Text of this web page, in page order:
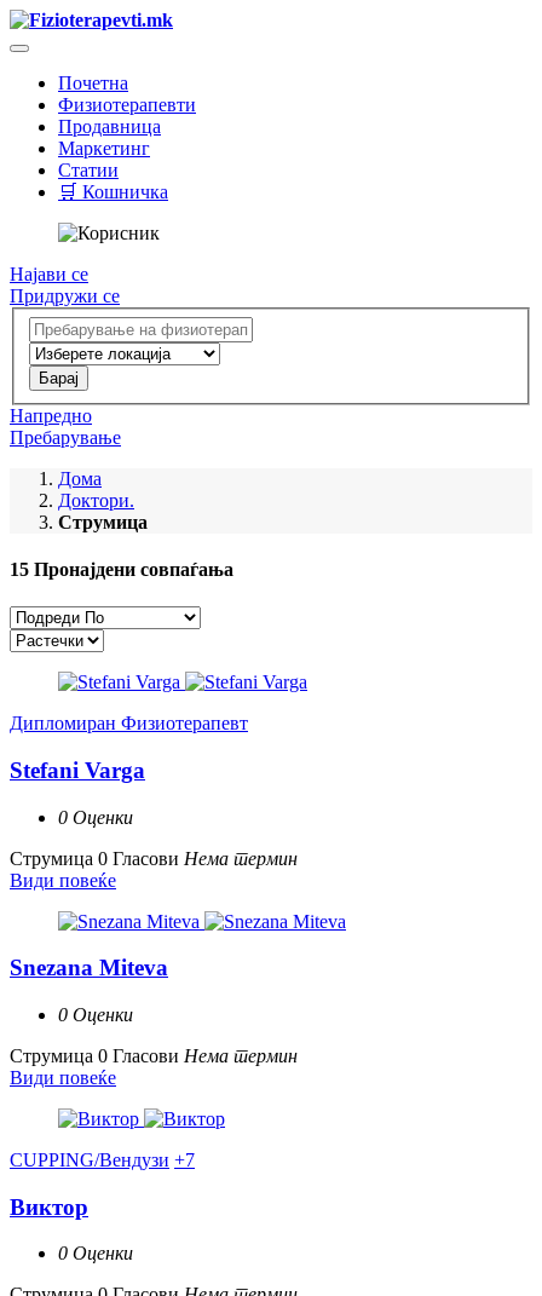
Почетна
Физиотерапевти
Продавница
Маркетинг
Статии
🛒 Кошничка
Најави се
Придружи се
Напредно
Пребарување
Дома
Доктори.
Струмица
15 Пронајдени совпаѓања
Дипломиран Физиотерапевт
Stefani Varga
0 Оценки
Струмица 0 Гласови Нема термин
Види повеќе
Snezana Miteva
0 Оценки
Струмица 0 Гласови Нема термин
Види повеќе
CUPPING/Вендузи +7
Виктор
0 Оценки